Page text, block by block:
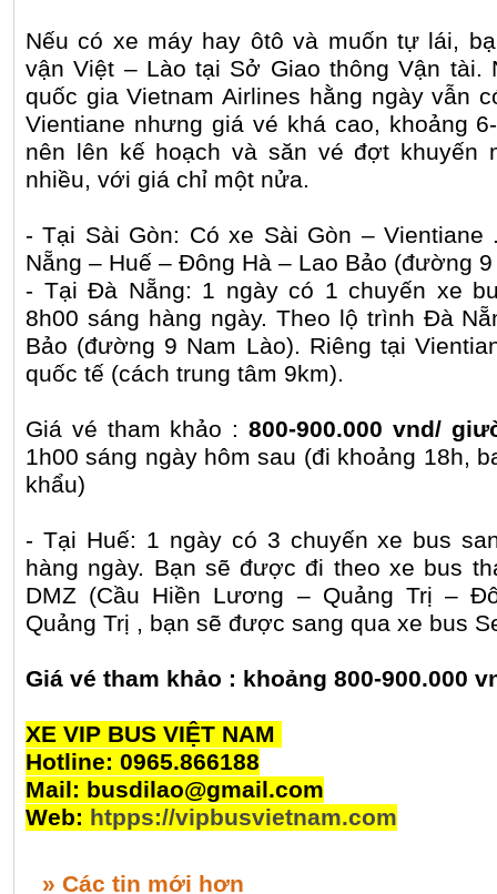
Nếu có xe máy hay ôtô và muốn tự lái,
vận Việt – Lào tại Sở Giao thông Vận tài.
quốc gia Vietnam Airlines hằng ngày vẫn
Vientiane nhưng giá vé khá cao, khoảng
nên lên kế hoạch và săn vé đợt khuyến
nhiều, với giá chỉ một nửa.
- Tại Sài Gòn: Có xe Sài Gòn –
Nẵng – Huế – Đông Hà – Lao Bảo (đường
- Tại Đà Nẵng: 1 ngày có 1 chuyến xe
8h00 sáng hàng ngày. Theo lộ trình Đà
Bảo (đường 9 Nam Lào). Riêng tại
quốc tế (cách trung tâm 9km).
Giá vé tham khảo :800-900.000 vnd/
1h00 sáng ngày hôm sau (đi khoảng 18h,
khẩu)
- Tại Huế: 1 ngày có 3 chuyến xe bus
hàng ngày. Bạn sẽ được đi theo xe bus
DMZ (Cầu Hiền Lương – Quảng Trị –
Quảng Trị , bạn sẽ được sang qua xe bus
Giá vé tham khảo : khoảng 800-900.000
XE VIP BUS VIỆT NAM
Hotline: 0965.866188
Mail: busdilao@gmail.com
Web: htpps://vipbusvietnam.com
» Các tin mới hơn